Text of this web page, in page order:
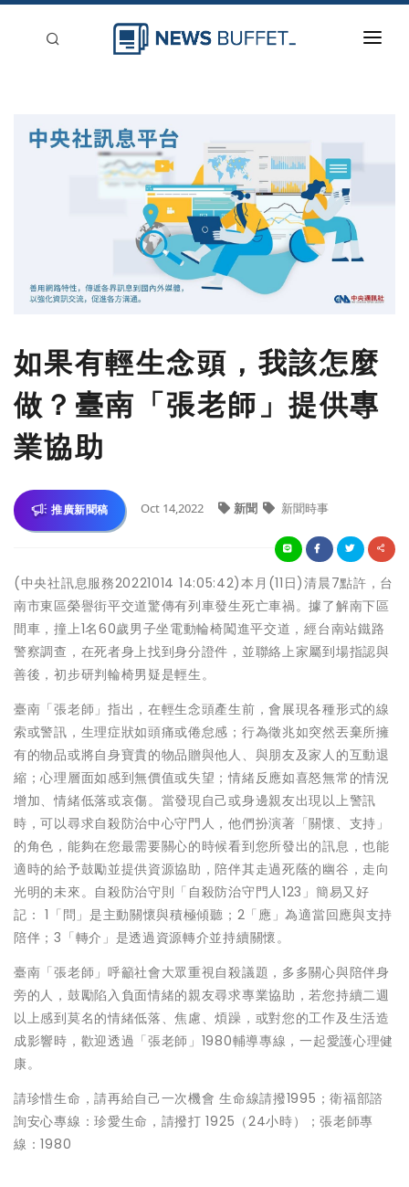
如果有輕生念頭，我該怎麼
做？臺南「張老師」提供專
業協助
推廣新聞稿 Oct 14,2022 新聞 新聞時事
(中央社訊息服務20221014 14:05:42)本月(11日)清晨7點許，台
南市東區榮譽街平交道驚傳有列車發生死亡車禍。據了解南下區
間車，撞上1名60歲男子坐電動輪椅闖進平交道，經台南站鐵路
警察調查，在死者身上找到身分證件，並聯絡上家屬到場指認與
善後，初步研判輪椅男疑是輕生。
臺南「張老師」指出，在輕生念頭產生前，會展現各種形式的線
索或警訊，生理症狀如頭痛或倦怠感；行為徵兆如突然丟棄所擁
有的物品或將自身寶貴的物品贈與他人、與朋友及家人的互動退
縮；心理層面如感到無價值或失望；情緒反應如喜怒無常的情況
增加、情緒低落或哀傷。當發現自己或身邊親友出現以上警訊
時，可以尋求自殺防治中心守門人，他們扮演著「關懷、支持」
的角色，能夠在您最需要關心的時候看到您所發出的訊息，也能
適時的給予鼓勵並提供資源協助，陪伴其走過死蔭的幽谷，走向
光明的未來。自殺防治守則「自殺防治守門人123」簡易又好
記： 1「問」是主動關懷與積極傾聽；2「應」為適當回應與支持
陪伴；3「轉介」是透過資源轉介並持續關懷。
臺南「張老師」呼籲社會大眾重視自殺議題，多多關心與陪伴身
旁的人，鼓勵陷入負面情緒的親友尋求專業協助，若您持續二週
以上感到莫名的情緒低落、焦慮、煩躁，或對您的工作及生活造
成影響時，歡迎透過「張老師」1980輔導專線，一起愛護心理健
康。
請珍惜生命，請再給自己一次機會 生命線請撥1995；衛福部諮
詢安心專線：珍愛生命，請撥打 1925（24小時）；張老師專
線：1980